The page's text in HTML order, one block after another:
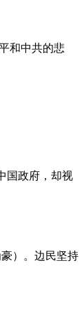
和中共的悲
国政府，却视
）。边民坚持